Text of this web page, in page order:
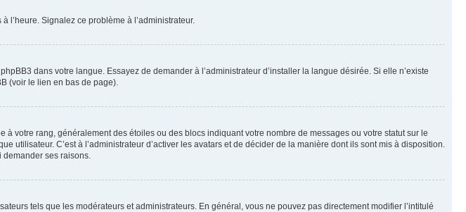
l’heure. Signalez ce problème à l’administrateur.
dans votre langue. Essayez de demander à l’administrateur d’installer la langue désirée. Si elle n’existe
(voir le lien en bas de page).
votre rang, généralement des étoiles ou des blocs indiquant votre nombre de messages ou votre statut sur le
C’est à l’administrateur d’activer les avatars et de décider de la manière dont ils sont mis à disposition.
demander ses raisons.
tels que les modérateurs et administrateurs. En général, vous ne pouvez pas directement modifier l’intitulé